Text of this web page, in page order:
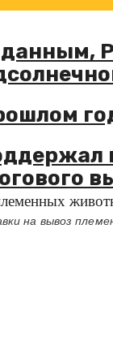
на вывоз